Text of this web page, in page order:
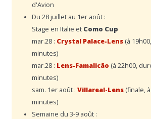
d'Avion
Du 28 juillet au 1er août :
Stage en Italie et Como Cup
mar.28 : Crystal Palace-Lens (à
minutes)
mar.28 : Lens-Famalicão (à 22h00,
minutes)
sam. 1er août : Villareal-Lens (finale,
minutes)
Semaine du 3-9 août :